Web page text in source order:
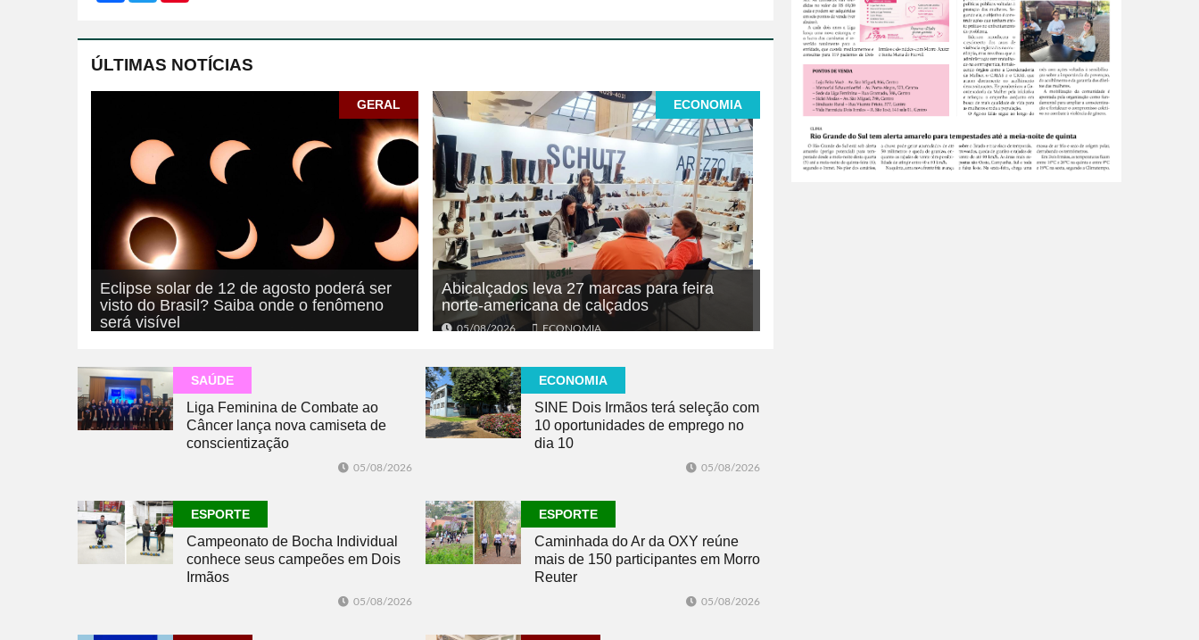
ÚLTIMAS NOTÍCIAS
GERAL
Eclipse solar de 12 de agosto poderá ser
visto do Brasil? Saiba onde o fenômeno
será visível
ECONOMIA
Abicalçados leva 27 marcas para feira
norte-americana de calçados
05/08/2026 ECONOMIA
SAÚDE
Liga Feminina de Combate ao
Câncer lança nova camiseta de
conscientização
05/08/2026
ECONOMIA
SINE Dois Irmãos terá seleção com
10 oportunidades de emprego no
dia 10
05/08/2026
ESPORTE
Campeonato de Bocha Individual
conhece seus campeões em Dois
Irmãos
05/08/2026
ESPORTE
Caminhada do Ar da OXY reúne
mais de 150 participantes em Morro
Reuter
05/08/2026